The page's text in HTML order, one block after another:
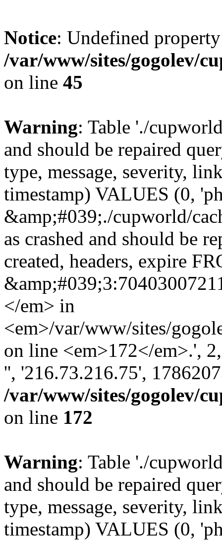
Notice: Undefined
/var/www/sites/gogolev/
on line 45
Warning: Table './
and should be repaired
type, message, severity,
timestamp) VALUES (0,
&amp;#039;./cupworld/
as crashed and should be
created, headers, expire
</em> in
<em>/var/www/sites/
on line <em>172</em>.',
'', '216.73.216.75',
/var/www/sites/gogolev/
on line 172
Warning: Table './
and should be repaired
type, message, severity,
timestamp) VALUES (0,